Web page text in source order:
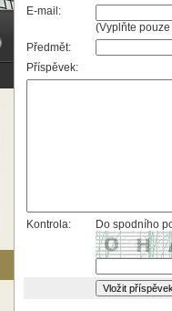
E-mail:
(Vyplňte
Předmět:
Příspěvek:
Kontrola: Do spodního